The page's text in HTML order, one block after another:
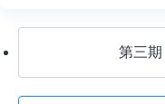
第三期